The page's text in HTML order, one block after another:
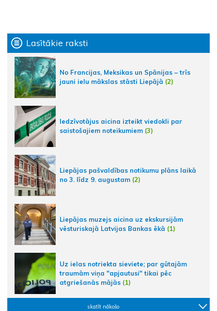
Lasītākie raksti
No Francijas, Meksikas un Spānijas – trīs
jauni ielu mākslas stāsti Liepājā (2)
Iedzīvotājus aicina izteikt viedokli par
saistošajiem noteikumiem (3)
Liepājas pašvaldības notikumu plāns laikā
no 3. līdz 9. augustam (2)
Liepājas muzejs aicina uz ekskursijām
vēsturiskajā Latvijas Bankas ēkā (1)
Uz ielas notriekta sieviete; par gūtajām
traumām viņa "apjautusi" tikai pēc
atgriešanās mājās (1)
skatīt nākošo